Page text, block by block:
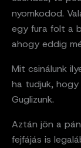
nyomkodod.
egy fura folt a
ahogy eddig
Mit csinálunk
ha tudjuk,
Guglizunk.
Aztán jön a
fejfájás is